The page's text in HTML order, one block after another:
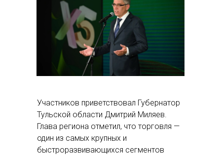
Участников приветствовал Губернатор
Тульской области Дмитрий Миляев.
Глава региона отметил, что торговля —
один из самых крупных и
быстроразвивающихся сегментов